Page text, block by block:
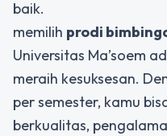
baik.
memilih prodi
Universitas Ma’soem
meraih kesuksesan.
per semester, kamu
berkualitas,